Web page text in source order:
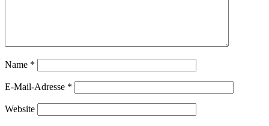
Name *
E-Mail-Adresse *
Website